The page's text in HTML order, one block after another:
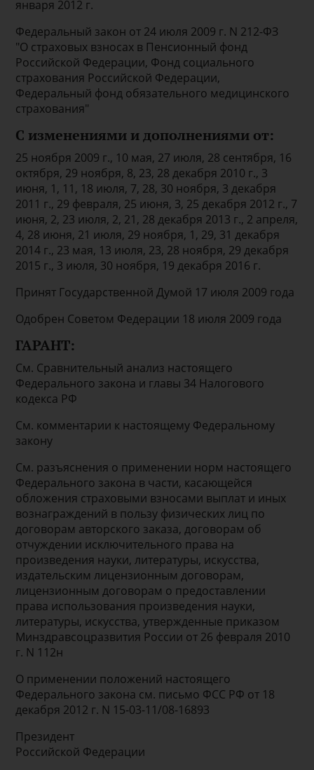
января 2012 г.
Федеральный закон от 24 июля 2009 г. N 212-ФЗ
"О страховых взносах в Пенсионный фонд
Российской Федерации, Фонд социального
страхования Российской Федерации,
Федеральный фонд обязательного медицинского
страхования"
С изменениями и дополнениями от:
25 ноября 2009 г., 10 мая, 27 июля, 28 сентября, 16
октября, 29 ноября, 8, 23, 28 декабря 2010 г., 3
июня, 1, 11, 18 июля, 7, 28, 30 ноября, 3 декабря
2011 г., 29 февраля, 25 июня, 3, 25 декабря 2012 г., 7
июня, 2, 23 июля, 2, 21, 28 декабря 2013 г., 2 апреля,
4, 28 июня, 21 июля, 29 ноября, 1, 29, 31 декабря
2014 г., 23 мая, 13 июля, 23, 28 ноября, 29 декабря
2015 г., 3 июля, 30 ноября, 19 декабря 2016 г.
Принят Государственной Думой 17 июля 2009 года
Одобрен Советом Федерации 18 июля 2009 года
ГАРАНТ:
См. Сравнительный анализ настоящего
Федерального закона и главы 34 Налогового
кодекса РФ
См. комментарии к настоящему Федеральному
закону
См. разъяснения о применении норм настоящего
Федерального закона в части, касающейся
обложения страховыми взносами выплат и иных
вознаграждений в пользу физических лиц по
договорам авторского заказа, договорам об
отчуждении исключительного права на
произведения науки, литературы, искусства,
издательским лицензионным договорам,
лицензионным договорам о предоставлении
права использования произведения науки,
литературы, искусства, утвержденные приказом
Минздравсоцразвития России от 26 февраля 2010
г. N 112н
О применении положений настоящего
Федерального закона см. письмо ФСС РФ от 18
декабря 2012 г. N 15-03-11/08-16893
Президент
Российской Федерации